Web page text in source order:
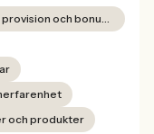
Attraktiv lönemodell med grundlön, provision och bonussystem
och produkter